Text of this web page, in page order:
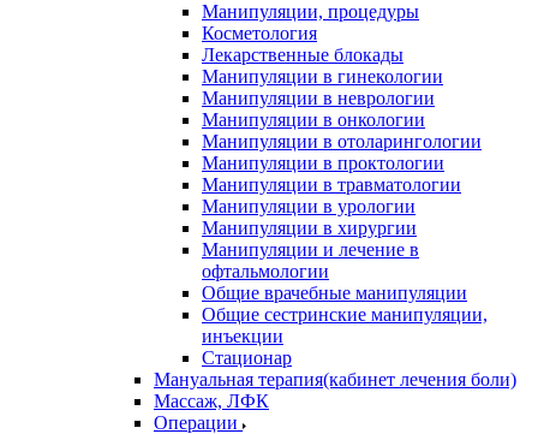
Манипуляции, процедуры
Косметология
Лекарственные блокады
Манипуляции в гинекологии
Манипуляции в неврологии
Манипуляции в онкологии
Манипуляции в отоларингологии
Манипуляции в проктологии
Манипуляции в травматологии
Манипуляции в урологии
Манипуляции в хирургии
Манипуляции и лечение в
офтальмологии
Общие врачебные манипуляции
Общие сестринские манипуляции,
инъекции
Стационар
Мануальная терапия(кабинет лечения боли)
Массаж, ЛФК
Операции